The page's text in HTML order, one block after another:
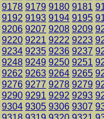
9178 9179 9180 9181
9192 9193 9194 9195
9206 9207 9208 9209
9220 9221 9222 9223
9234 9235 9236 9237
9248 9249 9250 9251
9262 9263 9264 9265
9276 9277 9278 9279
9290 9291 9292 9293
9304 9305 9306 9307